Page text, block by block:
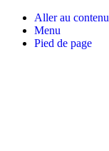
Aller au contenu
Menu
Pied de page